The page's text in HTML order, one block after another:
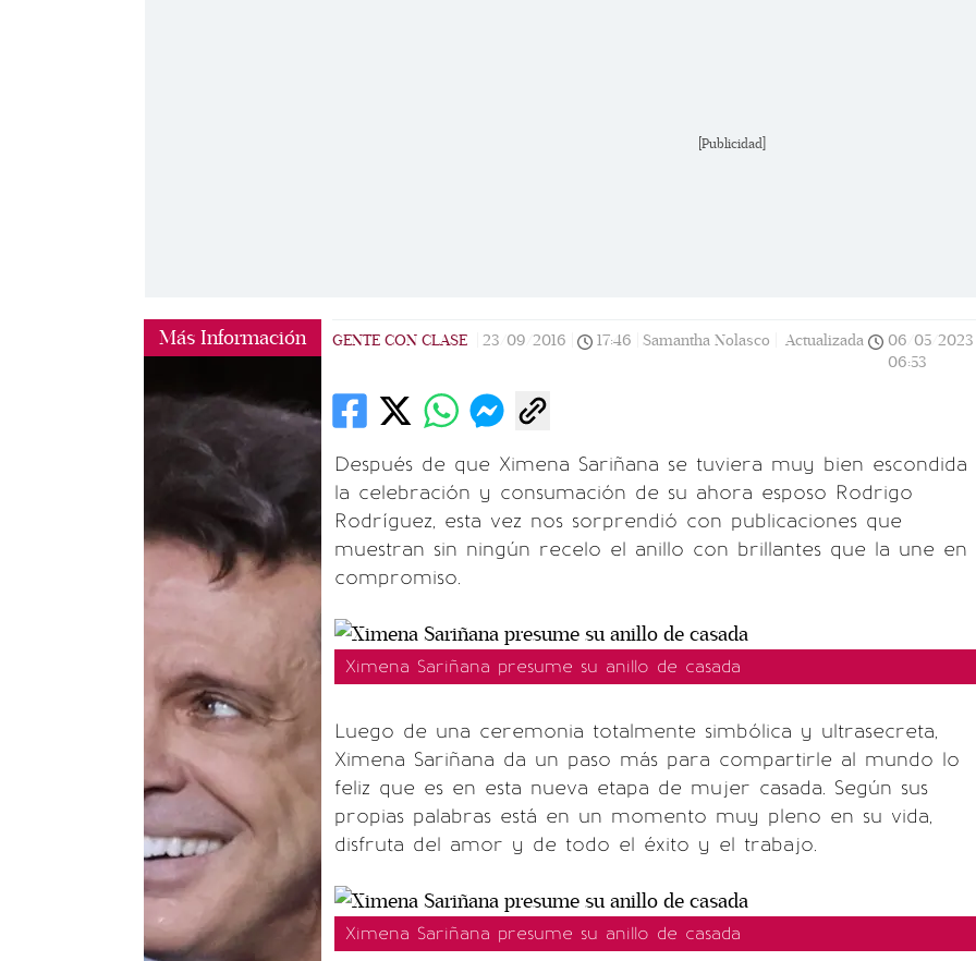
[Publicidad]
Más Información GENTE CON CLASE 23/09/2016 17:46 Samantha Nolasco | Actualizada
06/05/2023
06:53
Después de que Ximena Sariñana se tuviera muy bien escondida
la celebración y consumación de su ahora esposo Rodrigo
Rodríguez, esta vez nos sorprendió con publicaciones que
muestran sin ningún recelo el anillo con brillantes que la une en
compromiso.
Ximena Sariñana presume su anillo de casada
Luego de una ceremonia totalmente simbólica y ultrasecreta,
Ximena Sariñana da un paso más para compartirle al mundo lo
feliz que es en esta nueva etapa de mujer casada. Según sus
propias palabras está en un momento muy pleno en su vida,
disfruta del amor y de todo el éxito y el trabajo.
Ximena Sariñana presume su anillo de casada